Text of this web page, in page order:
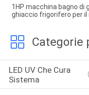
1HP macchina bagno di
ghiaccio frigorifero per
Categorie
LED UV Che Cura
Sistema